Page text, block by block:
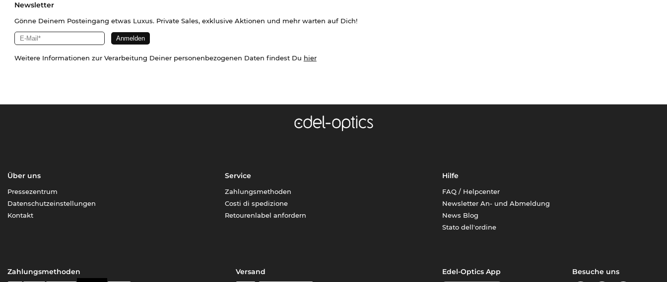
Newsletter
Gönne Deinem Posteingang etwas Luxus. Private Sales, exklusive Aktionen und mehr warten auf Dich!
Weitere Informationen zur Verarbeitung Deiner personenbezogenen Daten findest Du hier
Über uns
Pressezentrum
Datenschutzeinstellungen
Kontakt
Service
Zahlungsmethoden
Costi di spedizione
Retourenlabel anfordern
Hilfe
FAQ / Helpcenter
Newsletter An- und Abmeldung
News Blog
Stato dell'ordine
Zahlungsmethoden Versand Edel-Optics App Besuche uns